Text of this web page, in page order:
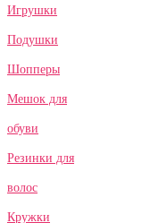
Игрушки
Подушки
Шопперы
Мешок для
обуви
Резинки для
волос
Кружки